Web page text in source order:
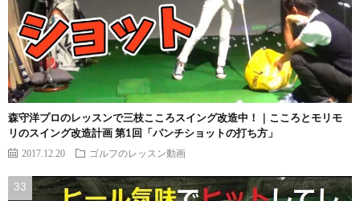
森守洋プロのレッスンで三枝こころスイング改造中！｜こころとモリモ
リのスイング改造計画 第1回「パンチショットの打ち方」
2017.12.20 ゴルフのレッスン動画